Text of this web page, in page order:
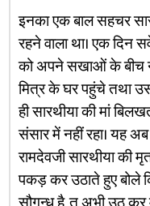
इनका एक बाल सहचर
रहने वाला था। एक दिन
को अपने सखाओं के बीच
मित्र के घर पहुंचे तथा
ही सारथीया की मां
संसार में नहीं रहा। यह
रामदेवजी सारथीया की
पकड़ कर उठाते हुए बोले